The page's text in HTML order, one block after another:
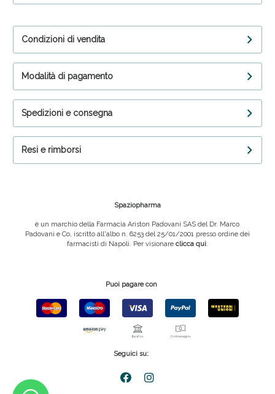
Condizioni di vendita
Modalità di pagamento
Spedizioni e consegna
Resi e rimborsi
Spaziopharma
è un marchio della Farmacia Ariston Padovani SAS del Dr. Marco
Padovani e Co, iscritto all'albo n. 6253 del 25/01/2001 presso ordine dei
farmacisti di Napoli. Per visionare clicca qui.
Puoi pagare con
Seguici su: